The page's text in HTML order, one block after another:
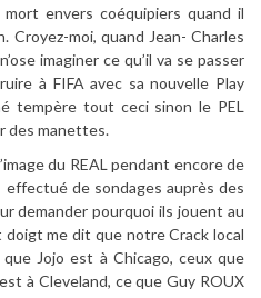
envers coéquipiers quand il
moi, quand Jean- Charles
imaginer ce qu’il va se passer
à FIFA avec sa nouvelle Play
tempère tout ceci sinon le PEL
des manettes.
du REAL pendant encore de
effectué de sondages auprès des
demander pourquoi ils jouent au
doigt me dit que notre Crack local
Jojo est à Chicago, ceux que
à Cleveland, ce que Guy ROUX